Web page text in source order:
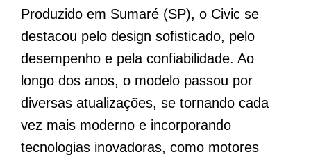
Produzido em Sumaré (SP), o Civic se
destacou pelo design sofisticado, pelo
desempenho e pela confiabilidade. Ao
longo dos anos, o modelo passou por
diversas atualizações, se tornando cada
vez mais moderno e incorporando
tecnologias inovadoras, como motores